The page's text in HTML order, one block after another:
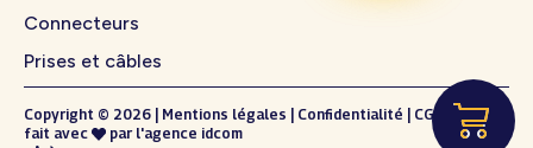
Connecteurs
Prises et câbles
Copyright © 2026 Mentions légales Confidentialité
CGV
fait avec
par l'agence idcom